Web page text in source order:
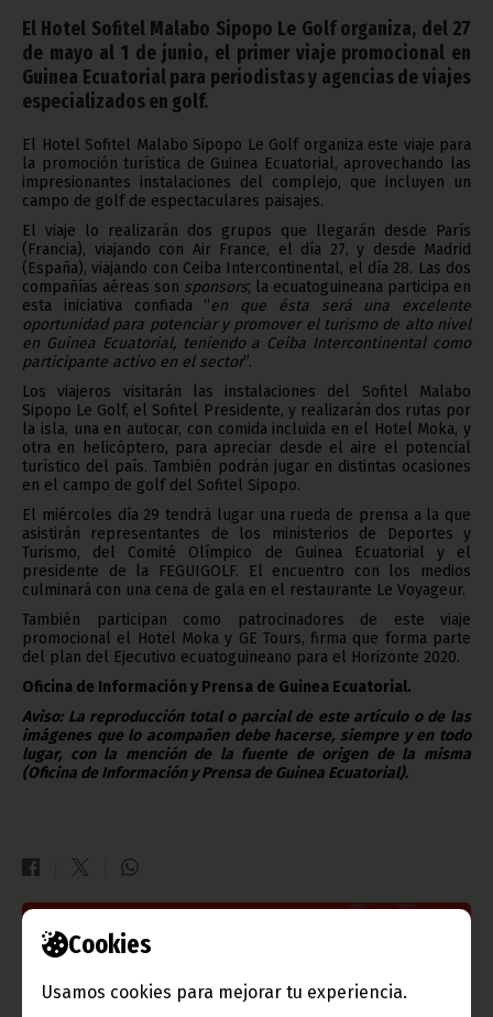
Cookies
Usamos cookies para mejorar tu experiencia.
El Hotel Sofitel Malabo Sipopo Le Golf organiza, del 27
de mayo al 1 de junio, el primer viaje promocional en
Guinea Ecuatorial para periodistas y agencias de viajes
especializados en golf.
El Hotel Sofitel Malabo Sipopo Le Golf organiza este viaje para
la promoción turística de Guinea Ecuatorial, aprovechando las
impresionantes instalaciones del complejo, que incluyen un
campo de golf de espectaculares paisajes.
El viaje lo realizarán dos grupos que llegarán desde París
(Francia), viajando con Air France, el día 27, y desde Madrid
(España), viajando con Ceiba Intercontinental, el día 28. Las dos
compañías aéreas son sponsors; la ecuatoguineana participa en
esta iniciativa confiada “en que ésta será una excelente
oportunidad para potenciar y promover el turismo de alto nivel
en Guinea Ecuatorial, teniendo a Ceiba Intercontinental como
participante activo en el sector”.
Los viajeros visitarán las instalaciones del Sofitel Malabo
Sipopo Le Golf, el Sofitel Presidente, y realizarán dos rutas por
la isla, una en autocar, con comida incluida en el Hotel Moka, y
otra en helicóptero, para apreciar desde el aire el potencial
turístico del país. También podrán jugar en distintas ocasiones
en el campo de golf del Sofitel Sipopo.
El miércoles día 29 tendrá lugar una rueda de prensa a la que
asistirán representantes de los ministerios de Deportes y
Turismo, del Comité Olímpico de Guinea Ecuatorial y el
presidente de la FEGUIGOLF. El encuentro con los medios
culminará con una cena de gala en el restaurante Le Voyageur.
También participan como patrocinadores de este viaje
promocional el Hotel Moka y GE Tours, firma que forma parte
del plan del Ejecutivo ecuatoguineano para el Horizonte 2020.
Oficina de Información y Prensa de Guinea Ecuatorial.
Aviso: La reproducción total o parcial de este artículo o de las
imágenes que lo acompañen debe hacerse, siempre y en todo
lugar, con la mención de la fuente de origen de la misma
(Oficina de Información y Prensa de Guinea Ecuatorial).
Gobierno e Instituciones